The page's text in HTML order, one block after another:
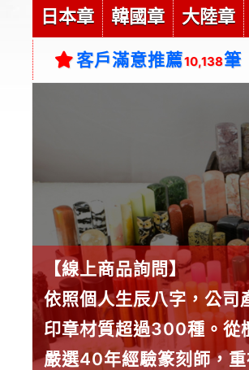
日本章 韓國章 大陸章
客戶滿意推薦10,138筆
【線上商品詢問】
依照個人生辰八字，公司
印章材質超過300種。從
嚴選40年經驗篆刻師，